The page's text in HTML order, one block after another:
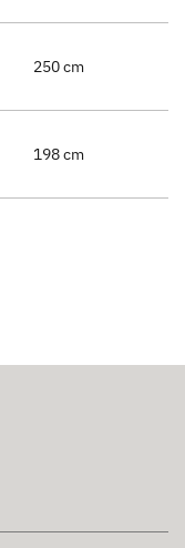
250 cm
198 cm